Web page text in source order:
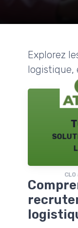
Explorez
logistique,